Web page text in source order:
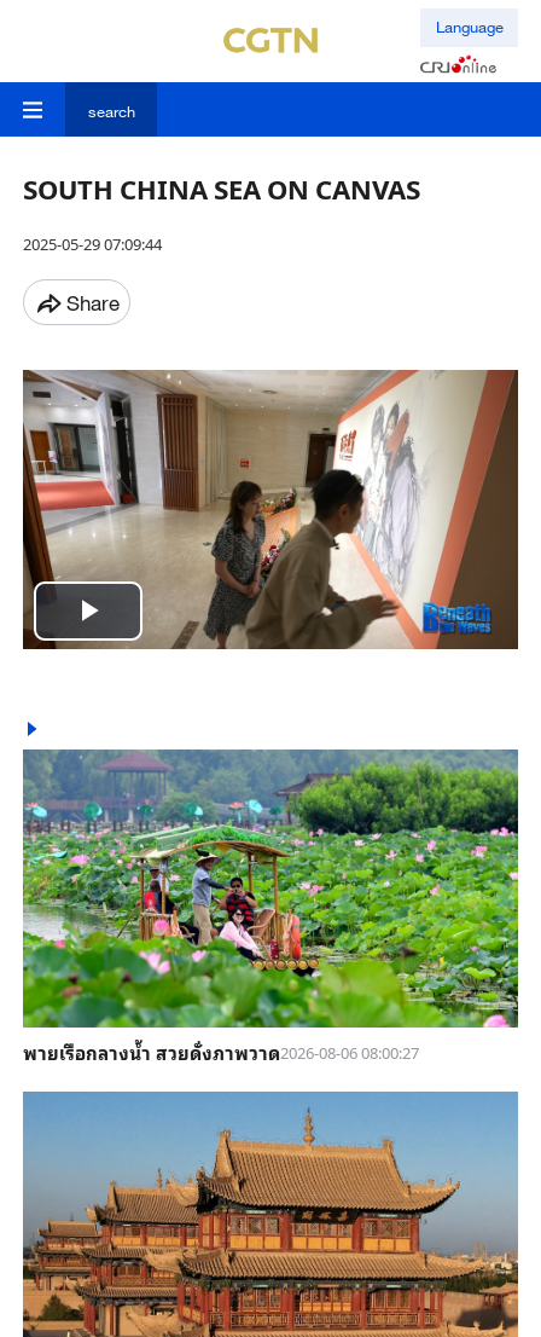
Language
search
SOUTH CHINA SEA ON CANVAS
2025-05-29 07:09:44
Share
Play
พายเรือกลางน้ำ สวยดั่งภาพวาด2026-08-06 08:00:27